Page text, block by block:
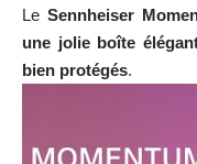
Le Sennheiser
une jolie boîte
bien protégés.